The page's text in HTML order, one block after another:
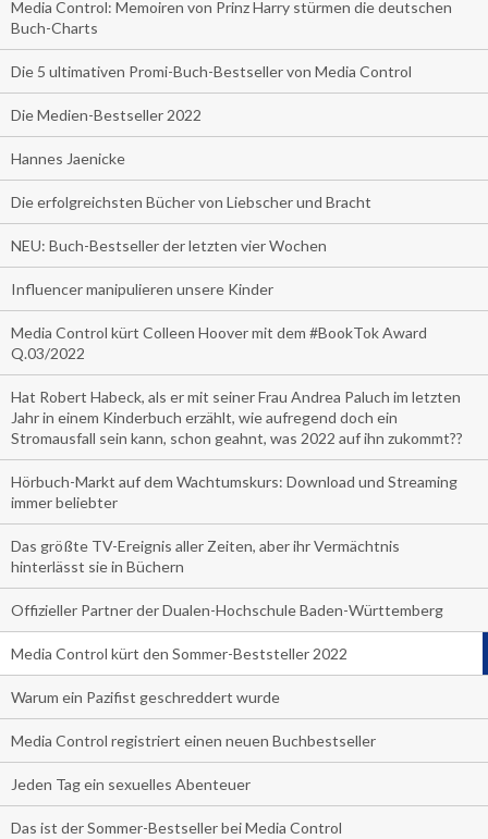
Media Control: Memoiren von Prinz Harry stürmen die deutschen
Buch-Charts
Die 5 ultimativen Promi-Buch-Bestseller von Media Control
Die Medien-Bestseller 2022
Hannes Jaenicke
Die erfolgreichsten Bücher von Liebscher und Bracht
NEU: Buch-Bestseller der letzten vier Wochen
Influencer manipulieren unsere Kinder
Media Control kürt Colleen Hoover mit dem #BookTok Award
Q.03/2022
Hat Robert Habeck, als er mit seiner Frau Andrea Paluch im letzten
Jahr in einem Kinderbuch erzählt, wie aufregend doch ein
Stromausfall sein kann, schon geahnt, was 2022 auf ihn zukommt??
Hörbuch-Markt auf dem Wachtumskurs: Download und Streaming
immer beliebter
Das größte TV-Ereignis aller Zeiten, aber ihr Vermächtnis
hinterlässt sie in Büchern
Offizieller Partner der Dualen-Hochschule Baden-Württemberg
Media Control kürt den Sommer-Beststeller 2022
Warum ein Pazifist geschreddert wurde
Media Control registriert einen neuen Buchbestseller
Jeden Tag ein sexuelles Abenteuer
Das ist der Sommer-Bestseller bei Media Control